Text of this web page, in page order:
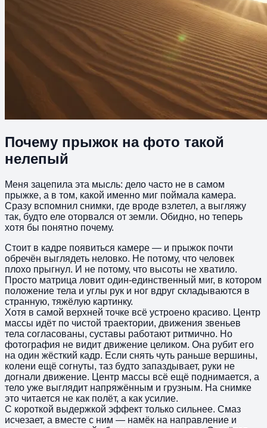
Почему прыжок на фото такой
нелепый
Меня зацепила эта мысль: дело часто не в самом
прыжке, а в том, какой именно миг поймала камера.
Сразу вспомнил снимки, где вроде взлетел, а выгляжу
так, будто еле оторвался от земли. Обидно, но теперь
хотя бы понятно почему.
Стоит в кадре появиться камере — и прыжок почти
обречён выглядеть неловко. Не потому, что человек
плохо прыгнул. И не потому, что высоты не хватило.
Просто матрица ловит один-единственный миг, в котором
положение тела и углы рук и ног вдруг складываются в
странную, тяжёлую картинку.
Хотя в самой верхней точке всё устроено красиво. Центр
массы идёт по чистой траектории, движения звеньев
тела согласованы, суставы работают ритмично. Но
фотография не видит движение целиком. Она рубит его
на один жёсткий кадр. Если снять чуть раньше вершины,
колени ещё согнуты, таз будто запаздывает, руки не
догнали движение. Центр массы всё ещё поднимается, а
тело уже выглядит напряжённым и грузным. На снимке
это читается не как полёт, а как усилие.
С короткой выдержкой эффект только сильнее. Смаз
исчезает, а вместе с ним — намёк на направление и